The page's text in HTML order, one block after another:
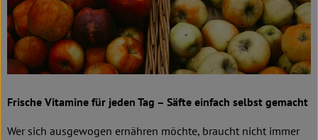
Kochen & Backen
Süß & Pikant
Getränke
Haushalt
Frische Vitamine für jeden Tag – Säfte einfach selbst gemacht
Wer sich ausgewogen ernähren möchte, braucht nicht immer